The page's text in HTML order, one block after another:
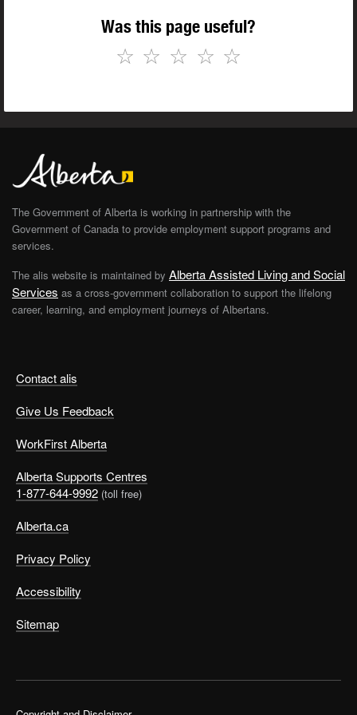
Was this page useful?
☆
☆
☆
☆
☆
Contact alis
Give Us Feedback
WorkFirst Alberta
Alberta Supports Centres
1-877-644-9992 (toll free)
Alberta.ca
Privacy Policy
Accessibility
Sitemap
The Government of Alberta is working in partnership with the
Government of Canada to provide employment support programs and
services.
The alis website is maintained by Alberta Assisted Living and Social
Services as a cross-government collaboration to support the lifelong
career, learning, and employment journeys of Albertans.